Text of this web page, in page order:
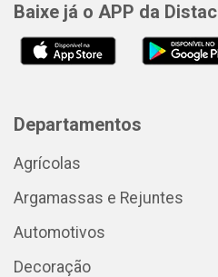
Baixe já o APP da Distac
Departamentos
Agrícolas
Argamassas e Rejuntes
Automotivos
Decoração